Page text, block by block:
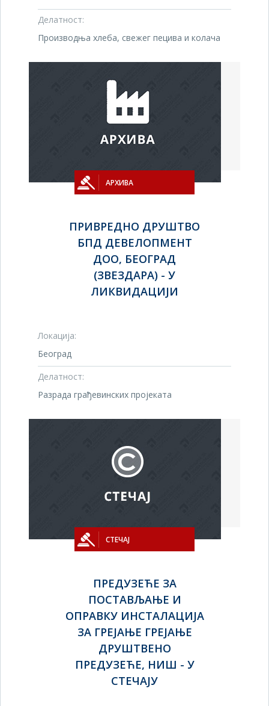
Делатност:
Производња хлеба, свежег пецива и колача
АРХИВА
ПРИВРЕДНО ДРУШТВО
БПД ДЕВЕЛОПМЕНТ
ДОО, БЕОГРАД
(ЗВЕЗДАРА) - У
ЛИКВИДАЦИЈИ
Локација:
Београд
Делатност:
Разрада грађевинских пројеката
СТЕЧАЈ
ПРЕДУЗЕЋЕ ЗА
ПОСТАВЉАЊЕ И
ОПРАВКУ ИНСТАЛАЦИЈА
ЗА ГРЕЈАЊЕ ГРЕЈАЊЕ
ДРУШТВЕНО
ПРЕДУЗЕЋЕ, НИШ - У
СТЕЧАЈУ